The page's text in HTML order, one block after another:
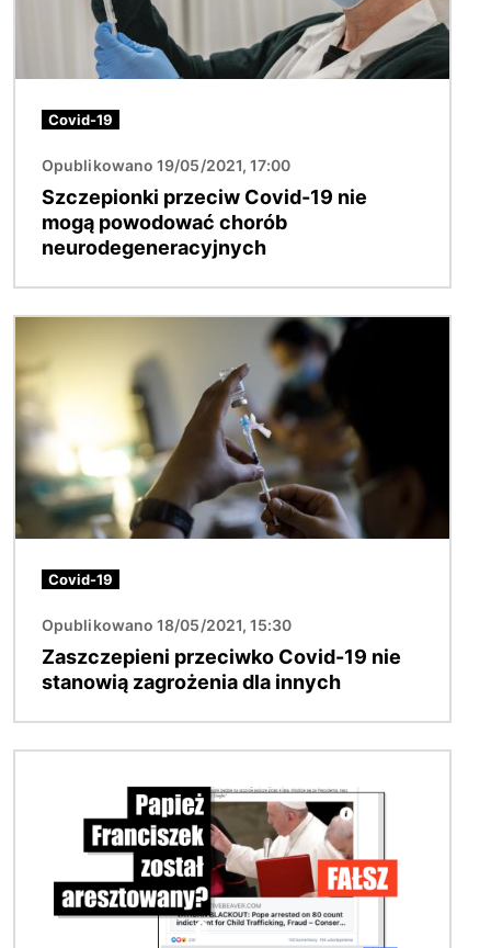
Covid-19
Opublikowano 19/05/2021, 17:00
Szczepionki przeciw Covid-19 nie
mogą powodować chorób
neurodegeneracyjnych
Covid-19
Opublikowano 18/05/2021, 15:30
Zaszczepieni przeciwko Covid-19 nie
stanowią zagrożenia dla innych